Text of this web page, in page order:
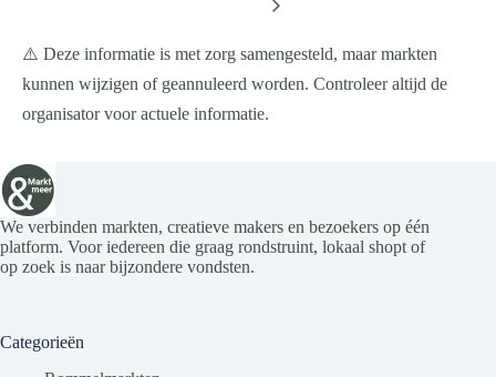
⚠️ Deze informatie is met zorg samengesteld, maar markten
kunnen wijzigen of geannuleerd worden. Controleer altijd de
organisator voor actuele informatie.
We verbinden markten, creatieve makers en bezoekers op één
platform. Voor iedereen die graag rondstruint, lokaal shopt of
op zoek is naar bijzondere vondsten.
Categorieën